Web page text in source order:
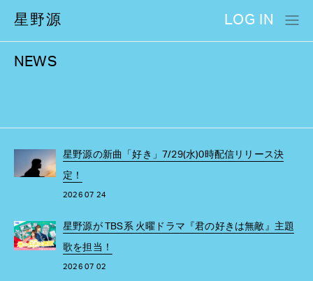
星野源 LOG IN
NEWS
星野源の新曲「好き」7/29(水)0時配信リリース決
定！
2026 07 24
星野源が TBS系 火曜ドラマ『君の好きは無敵』主題
歌を担当！
2026 07 02